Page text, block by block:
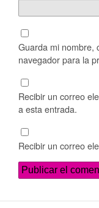
Guarda mi nombre,
navegador para la
Recibir un correo
a esta entrada.
Recibir un correo